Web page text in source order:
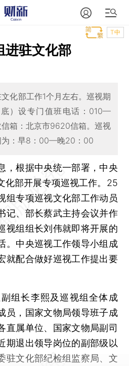
T中
进驻文化部
化部工作1个月左右。巡视期
）设专门值班电话：010—
箱：北京市9620信箱。巡视
为：早8：00—晚20：00
根据中央统一部署，中央
化部开展专项巡视工作。25
组专项巡视文化部工作动员
记、部长蔡武主持会议并作
视组组长刘伟就即将开展的
。中央巡视工作领导小组成
就配合做好巡视工作提出要
长李熙及巡视组全体成
员，国家文物局领导班子成
直属单位、国家文物局副司
期退出领导岗位的副部级以
驻文化部纪检组监察局、文